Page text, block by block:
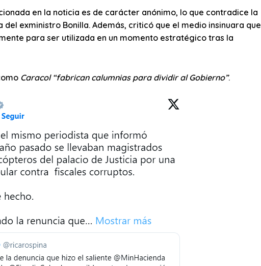
en la noticia es de carácter anónimo, lo que contradice la
exministro Bonilla. Además, criticó que el medio insinuara que
para ser utilizada en un momento estratégico tras la
Caracol “fabrican calumnias para dividir al Gobierno”.